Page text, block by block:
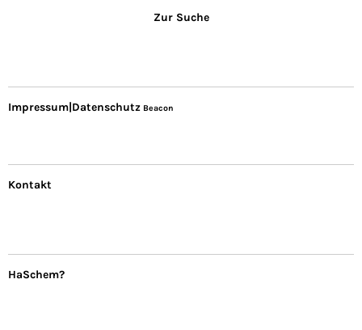
Zur Suche
Impressum|Datenschutz Beacon
Kontakt
HaSchem?